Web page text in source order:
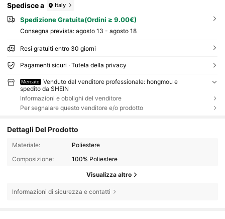
Spedisce a Italy
Spedizione Gratuita(Ordini ≥ 9.00€)
Consegna prevista: agosto 13 - agosto 18
Resi gratuiti entro 30 giorni
Pagamenti sicuri · Tutela della privacy
Mercato
Venduto dal venditore professionale: hongmou e
spedito da SHEIN
Informazioni e obblighi del venditore
Per segnalare questo venditore e/o prodotto
Dettagli Del Prodotto
Materiale:
Poliestere
Composizione:
100% Poliestere
Visualizza altro
Informazioni di sicurezza e contatti